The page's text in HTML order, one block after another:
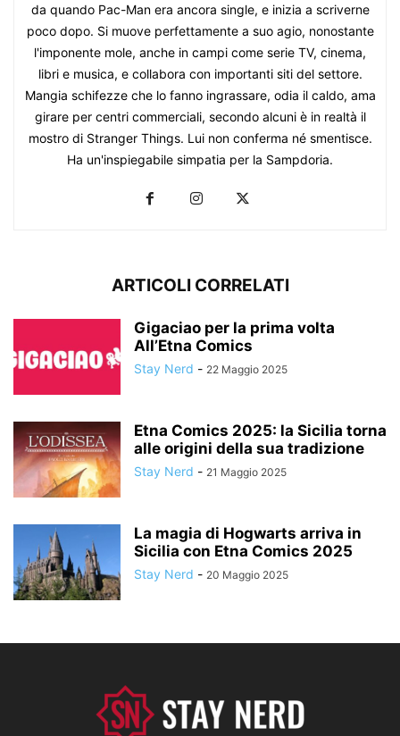
da quando Pac-Man era ancora single, e inizia a scriverne
poco dopo. Si muove perfettamente a suo agio, nonostante
l'imponente mole, anche in campi come serie TV, cinema,
libri e musica, e collabora con importanti siti del settore.
Mangia schifezze che lo fanno ingrassare, odia il caldo, ama
girare per centri commerciali, secondo alcuni è in realtà il
mostro di Stranger Things. Lui non conferma né smentisce.
Ha un'inspiegabile simpatia per la Sampdoria.
ARTICOLI CORRELATI
Gigaciao per la prima volta
All’Etna Comics
Stay Nerd - 22 Maggio 2025
Etna Comics 2025: la Sicilia torna
alle origini della sua tradizione
Stay Nerd - 21 Maggio 2025
La magia di Hogwarts arriva in
Sicilia con Etna Comics 2025
Stay Nerd - 20 Maggio 2025